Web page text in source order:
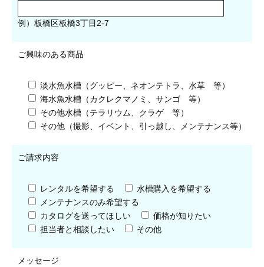
例）板橋区板橋3丁目2-7
ご興味のある商品
淡水魚水槽（グッピー、ネオンテトラ、水草 等）
海水魚水槽（カクレクマノミ、サンゴ 等）
その他水槽（テラリウム、クラゲ 等）
その他（撮影、イベント、引っ越し、メンテナンス等）
ご請求内容
レンタルを希望する
水槽購入を希望する
メンテナンスのみ希望する
カタログを送ってほしい
価格が知りたい
担当者と相談したい
その他
メッセージ